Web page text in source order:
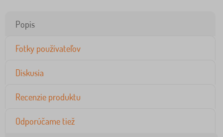
Popis
Fotky používateľov
Diskusia
Recenzie produktu
Odporúčame tiež